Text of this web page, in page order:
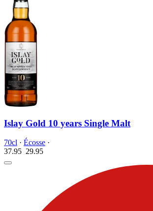
Islay Gold 10 years Single Malt
70cl · Écosse ·
37.95 29.95